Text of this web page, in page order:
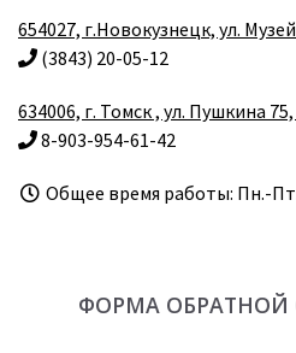
654027, г.Новокузнецк, ул.
(3843) 20-05-12
634006, г. Томск , ул. Пушкина
8-903-954-61-42
Общее время работы: Пн.-Пт.
ФОРМА ОБРАТНОЙ